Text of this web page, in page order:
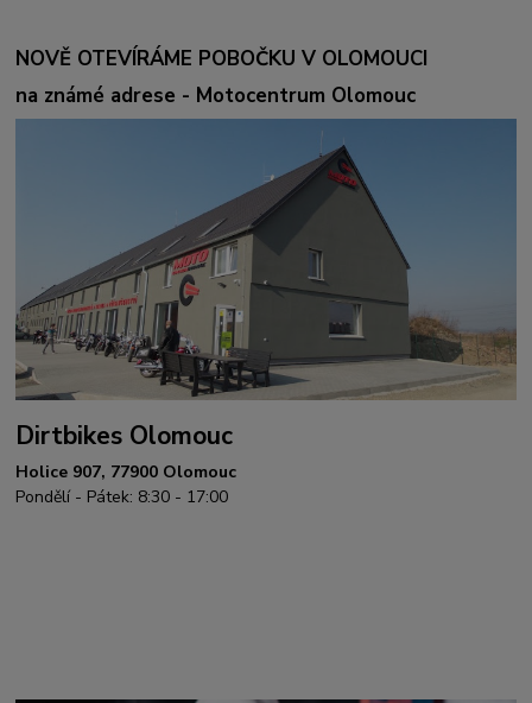
NOVĚ OTEVÍRÁME POBOČKU V OLOMOUCI
na známé adrese - Motocentrum Olomouc
Dirtbikes Olomouc
Holice 907, 77900 Olomouc
Pondělí - Pátek: 8:30 - 17:00